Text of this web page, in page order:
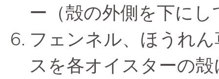
ー（殻の外側を下に
フェンネル、ほうれ
スを各オイスターの